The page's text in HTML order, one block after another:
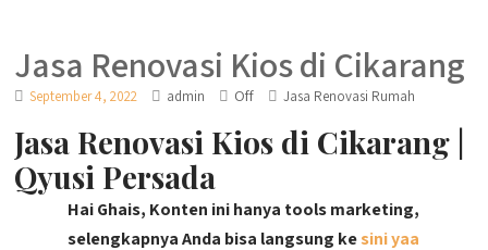
Jasa Renovasi Kios di Cikarang
September 4, 2022 admin Off Jasa Renovasi Rumah
Jasa Renovasi Kios di Cikarang |
Qyusi Persada
Hai Ghais, Konten ini hanya tools marketing,
selengkapnya Anda bisa langsung kesini yaa